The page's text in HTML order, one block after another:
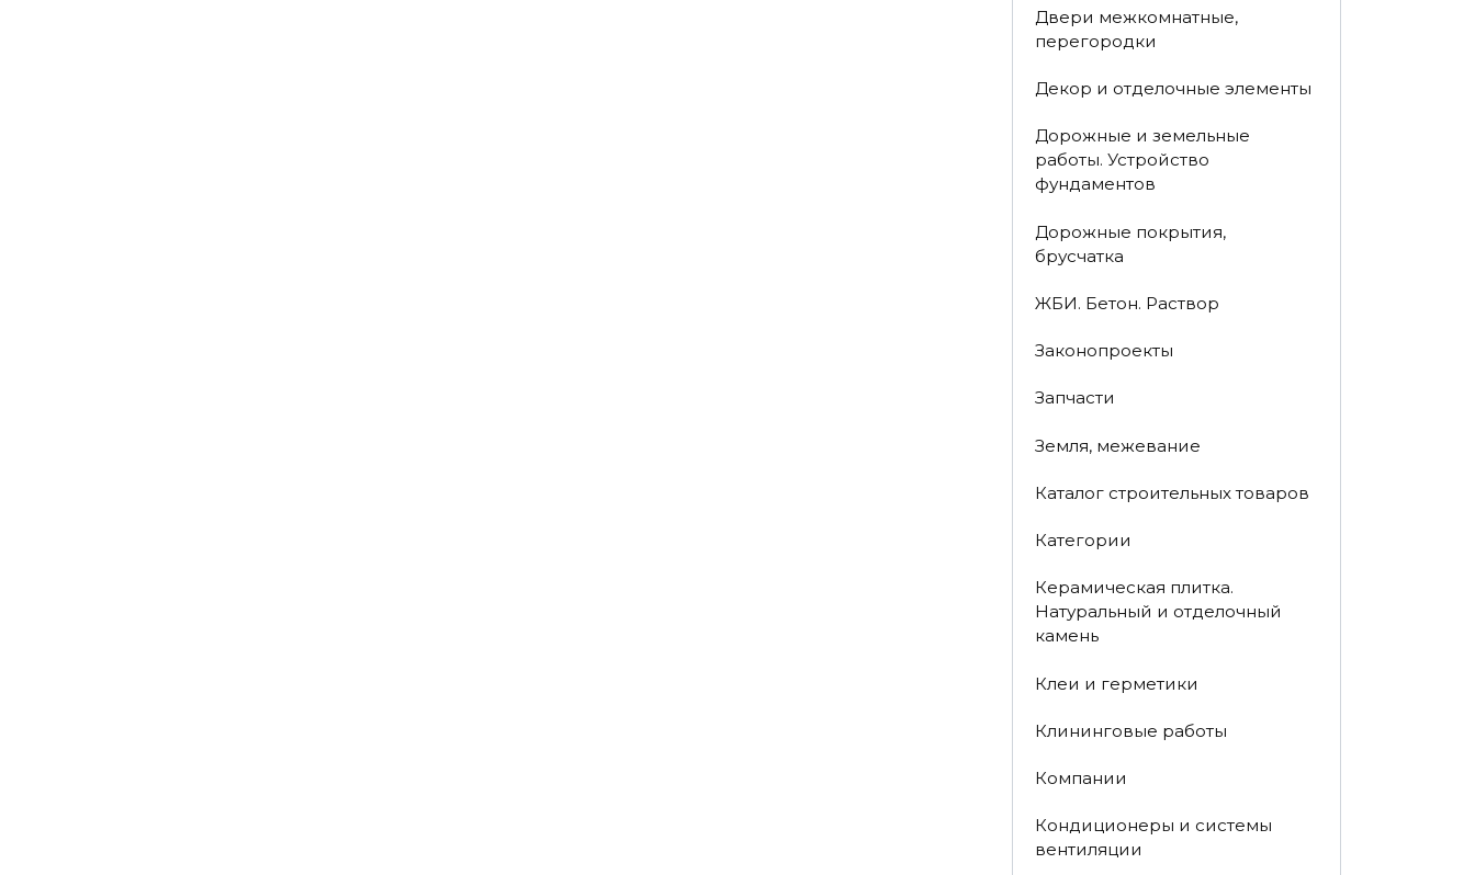
Двери межкомнатные,
перегородки
Декор и отделочные элементы
Дорожные и земельные
работы. Устройство
фундаментов
Дорожные покрытия,
брусчатка
ЖБИ. Бетон. Раствор
Законопроекты
Запчасти
Земля, межевание
Каталог строительных товаров
Категории
Керамическая плитка.
Натуральный и отделочный
камень
Клеи и герметики
Клининговые работы
Компании
Кондиционеры и системы
вентиляции